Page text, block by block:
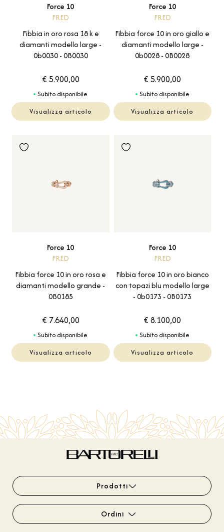
Force 10
FRED
Fibbia in oro rosa 18 k e
diamanti modello large -
0b0030 - 0B0030
€ 5.900,00
Subito disponibile
Visualizza articolo
Force 10
FRED
Fibbia force 10 in oro giallo e
diamanti modello large -
0b0028 - 0B0028
€ 5.900,00
Subito disponibile
Visualizza articolo
Force 10
FRED
Fibbia force 10 in oro rosa e
diamanti modello grande -
0B0185
€ 7.640,00
Subito disponibile
Visualizza articolo
Force 10
FRED
Fibbia force 10 in oro bianco
con topazi blu modello large
- 0b0173 - 0B0173
€ 8.100,00
Subito disponibile
Visualizza articolo
Prodotti
Ordini